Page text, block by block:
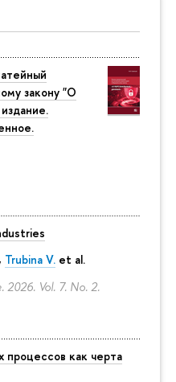
закону "О
Trubina V. et al.
2026. Vol. 7. No. 2.
процессов как черта